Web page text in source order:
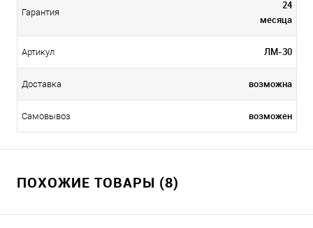
Гарантия
24
месяца
Артикул ЛМ-30
Доставка возможна
Самовывоз возможен
ПОХОЖИЕ ТОВАРЫ (8)